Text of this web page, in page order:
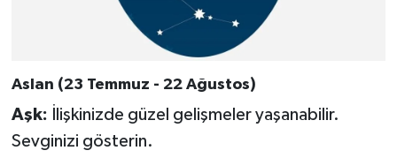
Aslan (23 Temmuz - 22 Ağustos)
Aşk: İlişkinizde güzel gelişmeler yaşanabilir.
Sevginizi gösterin.